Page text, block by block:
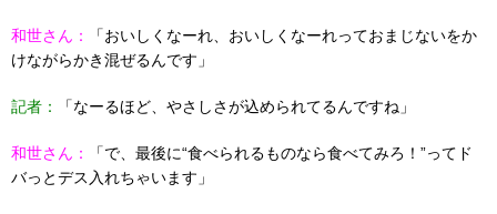
和世さん：
「おいしくなーれ、おいしくなーれっておまじないをか
けながらかき混ぜるんです」
記者： 「なーるほど、やさしさが込められてるんですね」
和世さん：
「で、最後に“食べられるものなら食べてみろ！”ってド
バっとデス入れちゃいます」